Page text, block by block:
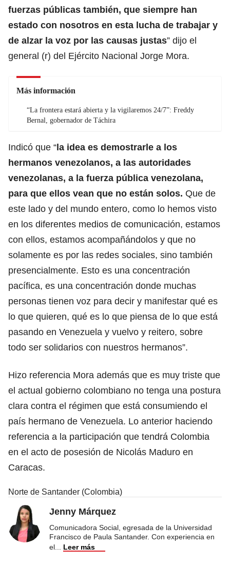
fuerzas públicas también, que siempre han
estado con nosotros en esta lucha de trabajar y
de alzar la voz por las causas justas” dijo el
general (r) del Ejército Nacional Jorge Mora.
Más información
“La frontera estará abierta y la vigilaremos 24/7”: Freddy
Bernal, gobernador de Táchira
Indicó que “la idea es demostrarle a los
hermanos venezolanos, a las autoridades
venezolanas, a la fuerza pública venezolana,
para que ellos vean que no están solos. Que de
este lado y del mundo entero, como lo hemos visto
en los diferentes medios de comunicación, estamos
con ellos, estamos acompañándolos y que no
solamente es por las redes sociales, sino también
presencialmente. Esto es una concentración
pacífica, es una concentración donde muchas
personas tienen voz para decir y manifestar qué es
lo que quieren, qué es lo que piensa de lo que está
pasando en Venezuela y vuelvo y reitero, sobre
todo ser solidarios con nuestros hermanos”.
Hizo referencia Mora además que es muy triste que
el actual gobierno colombiano no tenga una postura
clara contra el régimen que está consumiendo el
país hermano de Venezuela. Lo anterior haciendo
referencia a la participación que tendrá Colombia
en el acto de posesión de Nicolás Maduro en
Caracas.
Norte de Santander (Colombia)
Jenny Márquez
Comunicadora Social, egresada de la Universidad
Francisco de Paula Santander. Con experiencia en
el
Leer más